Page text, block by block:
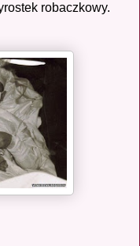
robaczkowy.